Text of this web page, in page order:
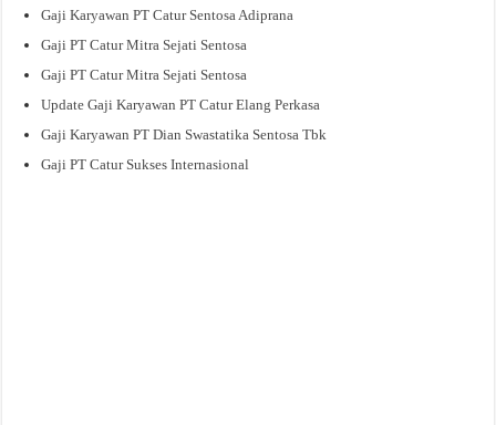
Gaji Karyawan PT Catur Sentosa Adiprana
Gaji PT Catur Mitra Sejati Sentosa
Gaji PT Catur Mitra Sejati Sentosa
Update Gaji Karyawan PT Catur Elang Perkasa
Gaji Karyawan PT Dian Swastatika Sentosa Tbk
Gaji PT Catur Sukses Internasional